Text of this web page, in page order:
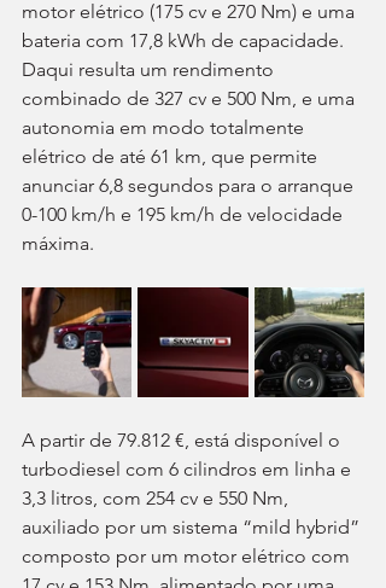
motor elétrico (175 cv e 270 Nm) e uma
bateria com 17,8 kWh de capacidade.
Daqui resulta um rendimento
combinado de 327 cv e 500 Nm, e uma
autonomia em modo totalmente
elétrico de até 61 km, que permite
anunciar 6,8 segundos para o arranque
0-100 km/h e 195 km/h de velocidade
máxima.
A partir de 79.812 €, está disponível o
turbodiesel com 6 cilindros em linha e
3,3 litros, com 254 cv e 550 Nm,
auxiliado por um sistema “mild hybrid”
composto por um motor elétrico com